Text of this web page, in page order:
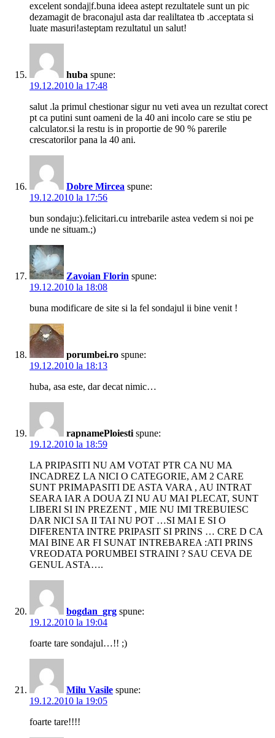
excelent sondaj|f.buna ideea astept rezultatele sunt un pic
dezamagit de braconajul asta dar realiltatea tb .acceptata si
luate masuri!asteptam rezultatul un salut!
huba spune:
19.12.2010 la 17:48
salut .la primul chestionar sigur nu veti avea un rezultat corect
pt ca putini sunt oameni de la 40 ani incolo care se stiu pe
calculator.si la restu is in proportie de 90 % parerile
crescatorilor pana la 40 ani.
Dobre Mircea spune:
19.12.2010 la 17:56
bun sondaju:).felicitari.cu intrebarile astea vedem si noi pe
unde ne situam.;)
Zavoian Florin spune:
19.12.2010 la 18:08
buna modificare de site si la fel sondajul ii bine venit !
porumbei.ro spune:
19.12.2010 la 18:13
huba, asa este, dar decat nimic…
rapnamePloiesti spune:
19.12.2010 la 18:59
LA PRIPASITI NU AM VOTAT PTR CA NU MA
INCADREZ LA NICI O CATEGORIE, AM 2 CARE
SUNT PRIMAPASITI DE ASTA VARA , AU INTRAT
SEARA IAR A DOUA ZI NU AU MAI PLECAT, SUNT
LIBERI SI IN PREZENT , MIE NU IMI TREBUIESC
DAR NICI SA II TAI NU POT …SI MAI E SI O
DIFERENTA INTRE PRIPASIT SI PRINS … CRE D CA
MAI BINE AR FI SUNAT INTREBAREA :ATI PRINS
VREODATA PORUMBEI STRAINI ? SAU CEVA DE
GENUL ASTA….
bogdan_grg spune:
19.12.2010 la 19:04
foarte tare sondajul…!! ;)
Milu Vasile spune:
19.12.2010 la 19:05
foarte tare!!!!